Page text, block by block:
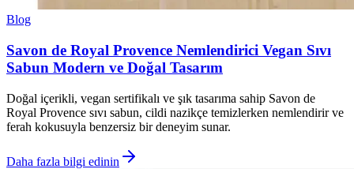
Blog
Savon de Royal Provence Nemlendirici Vegan Sıvı
Sabun Modern ve Doğal Tasarım
Doğal içerikli, vegan sertifikalı ve şık tasarıma sahip Savon de
Royal Provence sıvı sabun, cildi nazikçe temizlerken nemlendirir ve
ferah kokusuyla benzersiz bir deneyim sunar.
Daha fazla bilgi edinin